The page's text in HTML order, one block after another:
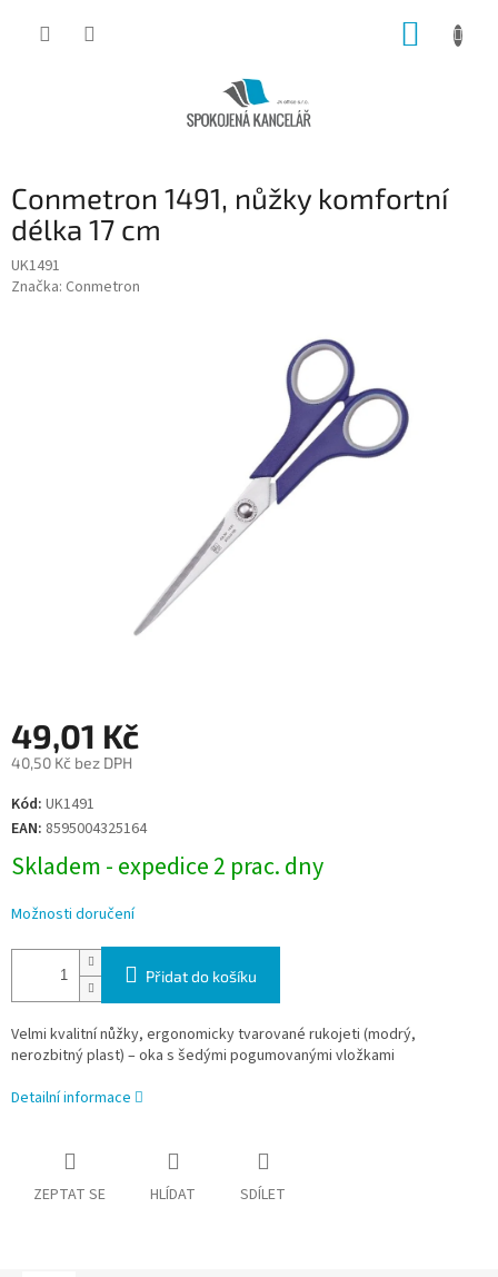
Conmetron 1491, nůžky komfortní
délka 17 cm
UK1491
Značka: Conmetron
49,01 Kč
40,50 Kč bez DPH
Měrná
cena:
Kód: UK1491
EAN: 8595004325164
Skladem - expedice 2 prac. dny
Možnosti doručení
Přidat do košíku
Velmi kvalitní nůžky, ergonomicky tvarované rukojeti (modrý,
nerozbitný plast) – oka s šedými pogumovanými vložkami
Detailní informace
ZEPTAT SE HLÍDAT SDÍLET